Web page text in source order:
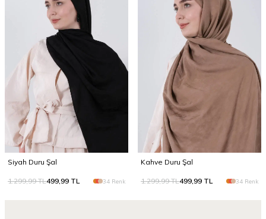
Siyah Duru Şal
1.299,99TL499,99 TL 34 Renk
Kahve Duru Şal
1.299,99TL499,99 TL 34 Renk